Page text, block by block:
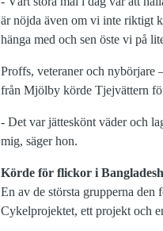
är nöjda även om vi inte riktigt
hänga med och sen öste vi på
Proffs, veteraner och nybörjare
från Mjölby körde Tjejvättern
- Det var jätteskönt väder och
mig, säger hon.
Körde för flickor i Bangladesh
En av de största grupperna
Cykelprojektet, ett projekt och